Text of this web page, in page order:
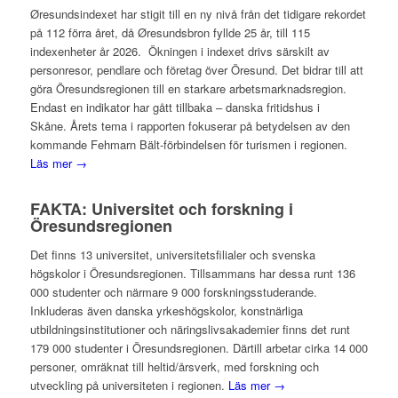
Øresundsindexet har stigit till en ny nivå från det tidigare rekordet
på 112 förra året, då Øresundsbron fyllde 25 år, till 115
indexenheter år 2026. Ökningen i indexet drivs särskilt av
personresor, pendlare och företag över Öresund. Det bidrar till att
göra Öresundsregionen till en starkare arbetsmarknadsregion.
Endast en indikator har gått tillbaka – danska fritidshus i
Skåne. Årets tema i rapporten fokuserar på betydelsen av den
kommande Fehmarn Bält-förbindelsen för turismen i regionen.
Läs mer →
FAKTA: Universitet och forskning i
Öresundsregionen
Det finns 13 universitet, universitetsfilialer och svenska
högskolor i Öresundsregionen. Tillsammans har dessa runt 136
000 studenter och närmare 9 000 forskningsstuderande.
Inkluderas även danska yrkeshögskolor, konstnärliga
utbildningsinstitutioner och näringslivsakademier finns det runt
179 000 studenter i Öresundsregionen. Därtill arbetar cirka 14 000
personer, omräknat till heltid/årsverk, med forskning och
utveckling på universiteten i regionen. Läs mer →